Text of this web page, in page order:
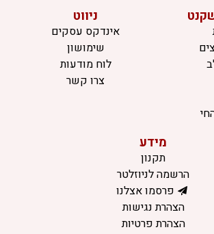
ניווט
אינדקס עסקים
שימושון
לוח מודעות
צרו קשר
מידע
תקנון
הרשמה לניוזלטר
פרסמו אצלנו
הצהרת נגישות
הצהרת פרטיות